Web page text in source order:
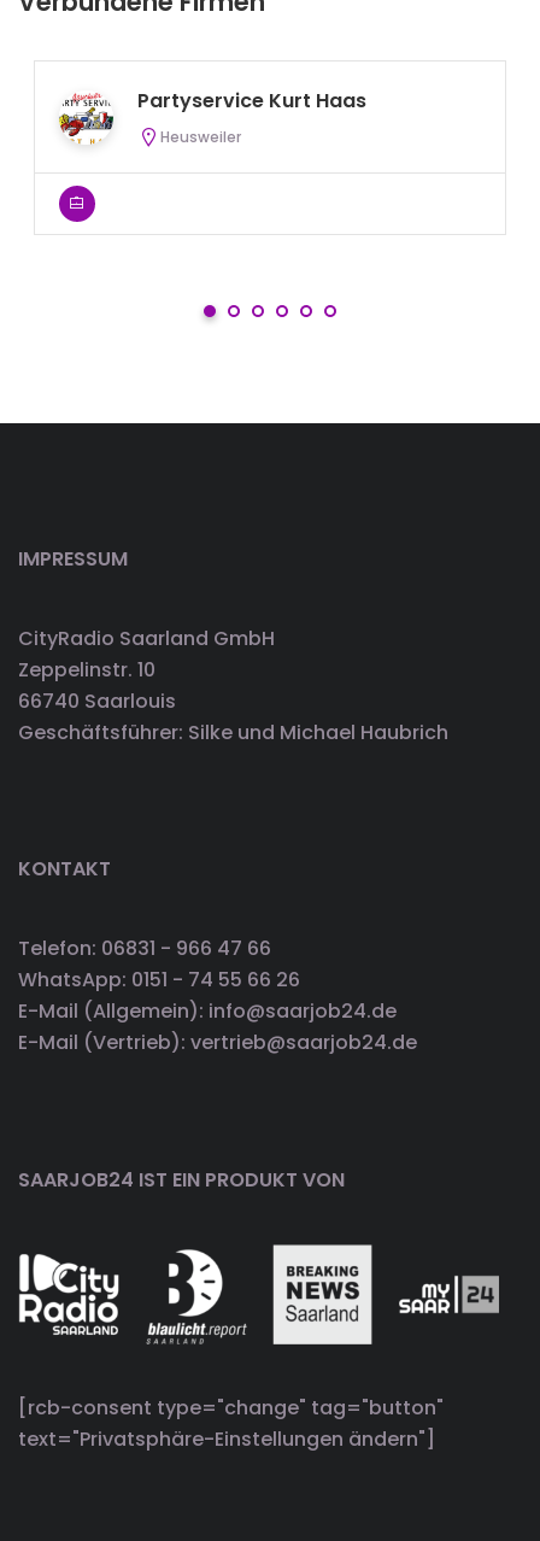
Partyservice Kurt Haas
Heusweiler
IMPRESSUM
CityRadio Saarland GmbH
Zeppelinstr. 10
66740 Saarlouis
Geschäftsführer: Silke und Michael Haubrich
KONTAKT
Telefon: 06831 - 966 47 66
WhatsApp: 0151 - 74 55 66 26
E-Mail (Allgemein): info@saarjob24.de
E-Mail (Vertrieb): vertrieb@saarjob24.de
SAARJOB24 IST EIN PRODUKT VON
[rcb-consent type="change" tag="button"
text="Privatsphäre-Einstellungen ändern"]